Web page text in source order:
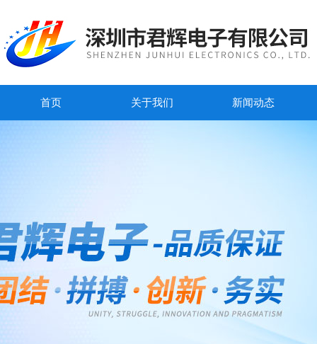
首页 关于我们 新闻动态